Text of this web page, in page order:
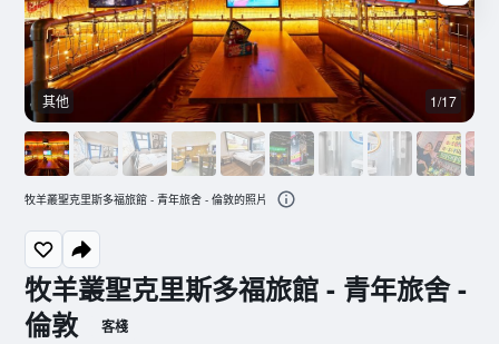
牧羊叢聖克里斯多福旅館 - 青年旅舍 -
倫敦
客棧
其他 1/17
牧羊叢聖克里斯多福旅館 - 青年旅舍 - 倫敦的照片